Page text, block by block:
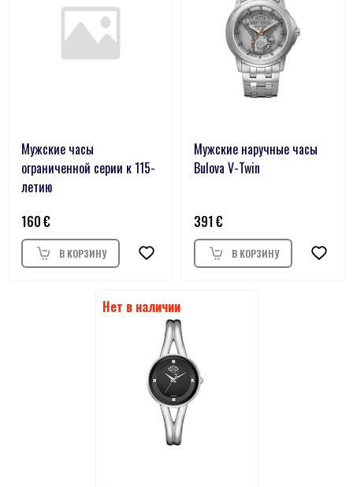
Мужские часы
ограниченной серии к 115-
летию
160
Мужские наручные часы
Bulova V-Twin
391